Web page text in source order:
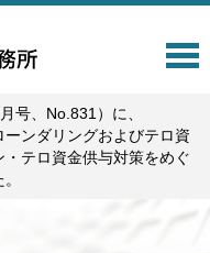
T
l
e
号、No.831）に、
ンダリングおよびテロ資
テロ資金供与対策をめぐ